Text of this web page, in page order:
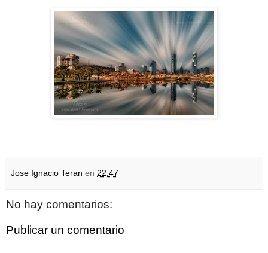
Jose Ignacio Teran en 22:47
No hay comentarios:
Publicar un comentario